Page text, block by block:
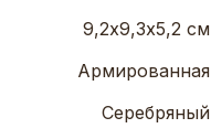
9,2х9,3х5,2 см
Армированная
Серебряный